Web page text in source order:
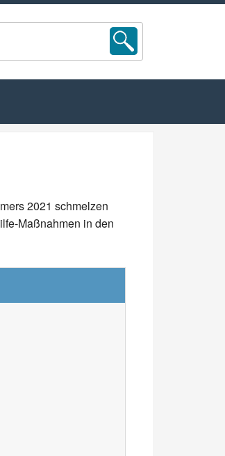
2021 schmelzen
Maßnahmen in den